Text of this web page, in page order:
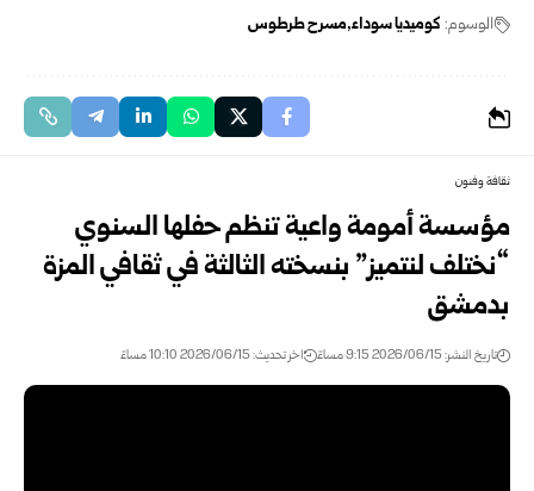
الوسوم: كوميديا سوداء مسرح طرطوس
ثقافة وفنون
مؤسسة أمومة واعية تنظم حفلها السنوي
“نختلف لنتميز” بنسخته الثالثة في ثقافي المزة
بدمشق‎ ‎
تاريخ النشر: 2026/06/15 9:15 مساءً اخر تحديث: 2026/06/15 10:10 مساءً